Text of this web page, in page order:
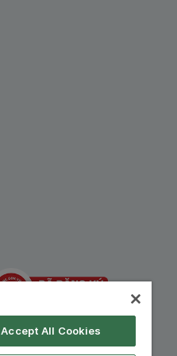
Accept All Cookies